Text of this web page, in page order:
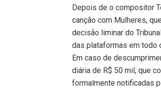
Depois de o compositor
canção com Mulheres,
decisão liminar do
das plataformas em todo
Em caso de
diária de R$ 50 mil, que
formalmente notificadas